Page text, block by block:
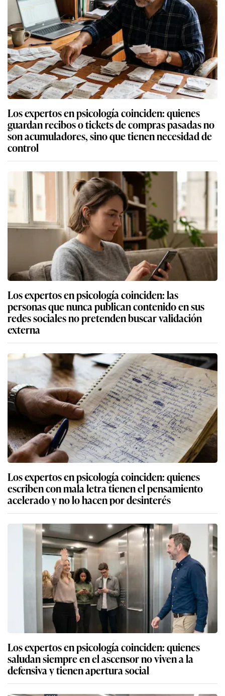
Los expertos en psicología coinciden: quienes
guardan recibos o tickets de compras pasadas no
son acumuladores, sino que tienen necesidad de
control
Los expertos en psicología coinciden: las
personas que nunca publican contenido en sus
redes sociales no pretenden buscar validación
externa
Los expertos en psicología coinciden: quienes
escriben con mala letra tienen el pensamiento
acelerado y no lo hacen por desinterés
Los expertos en psicología coinciden: quienes
saludan siempre en el ascensor no viven a la
defensiva y tienen apertura social